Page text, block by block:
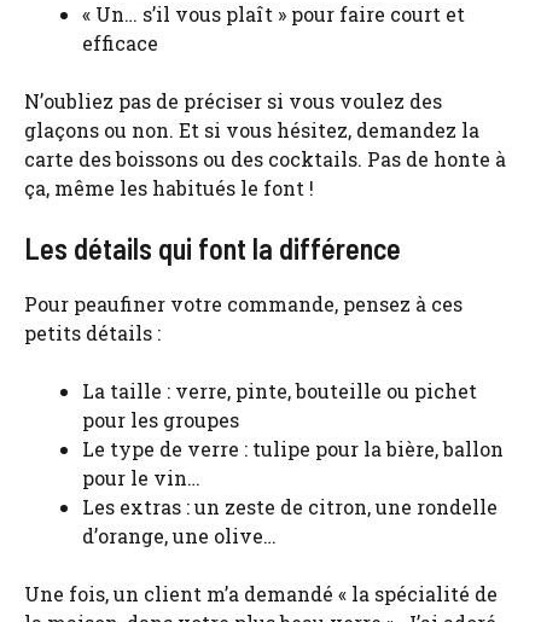
« Un… s’il vous plaît » pour faire court et
efficace
N’oubliez pas de préciser si vous voulez des
glaçons ou non. Et si vous hésitez, demandez la
carte des boissons ou des cocktails. Pas de honte à
ça, même les habitués le font !
Les détails qui font la différence
Pour peaufiner votre commande, pensez à ces
petits détails :
La taille : verre, pinte, bouteille ou pichet
pour les groupes
Le type de verre : tulipe pour la bière, ballon
pour le vin…
Les extras : un zeste de citron, une rondelle
d’orange, une olive…
Une fois, un client m’a demandé « la spécialité de